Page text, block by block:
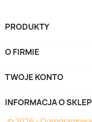
PRODUKTY
O FIRMIE
TWOJE KONTO
INFORMACJA O